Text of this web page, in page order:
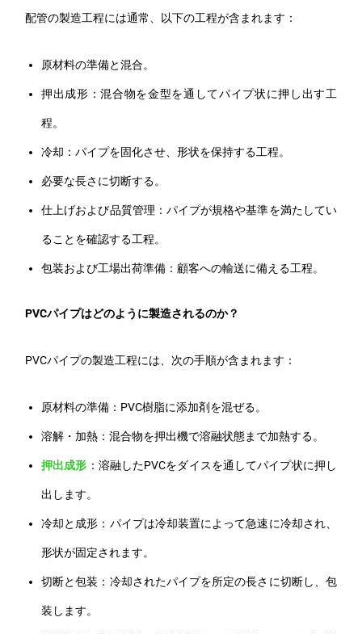
配管の製造工程には通常、以下の工程が含まれます：
原材料の準備と混合。
押出成形：混合物を金型を通してパイプ状に押し出す工
程。
冷却：パイプを固化させ、形状を保持する工程。
必要な長さに切断する。
仕上げおよび品質管理：パイプが規格や基準を満たしてい
ることを確認する工程。
包装および工場出荷準備：顧客への輸送に備える工程。
PVCパイプはどのように製造されるのか？
PVCパイプの製造工程には、次の手順が含まれます：
原材料の準備：PVC樹脂に添加剤を混ぜる。
溶解・加熱：混合物を押出機で溶融状態まで加熱する。
押出成形 ：溶融したPVCをダイスを通してパイプ状に押し
出します。
冷却と成形：パイプは冷却装置によって急速に冷却され、
形状が固定されます。
切断と包装：冷却されたパイプを所定の長さに切断し、包
装します。